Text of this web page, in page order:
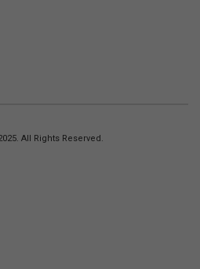
All Rights Reserved.